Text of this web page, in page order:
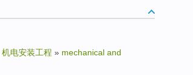
机电安装工程 » mechanical and